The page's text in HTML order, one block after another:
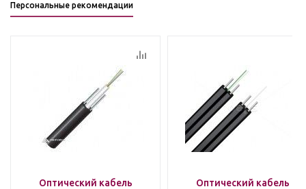
Персональные рекомендации
Оптический кабель
Оптический кабель